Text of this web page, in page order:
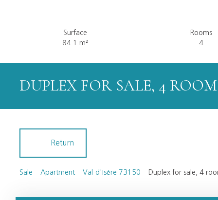
Surface
84.1
m²
Rooms
4
DUPLEX FOR SALE, 4
Return
Sale Apartment Val-d'Isère 73150 Duplex for sale, 4